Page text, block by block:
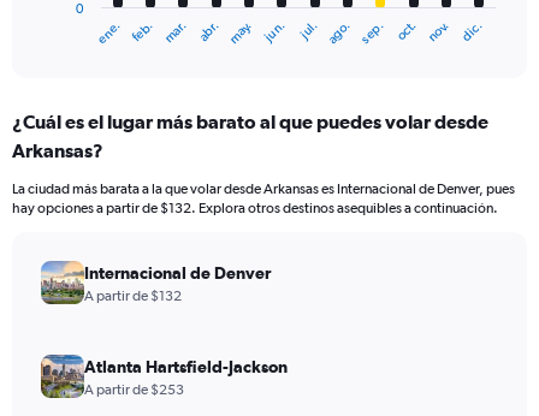
Range:
12
The
chart
Y
axis
values.
Range:
ene. feb. mar. abr. may. jun. jul. ago. sep. oct. nov. dic.
0
¿Cuál es el lugar más barato al que puedes volar desde
Arkansas?
La ciudad más barata a la que volar desde Arkansas es Internacional de Denver, pues
hay opciones a partir de $132. Explora otros destinos asequibles a continuación.
Internacional de Denver
A partir de $132
Atlanta Hartsfield-Jackson
A partir de $253